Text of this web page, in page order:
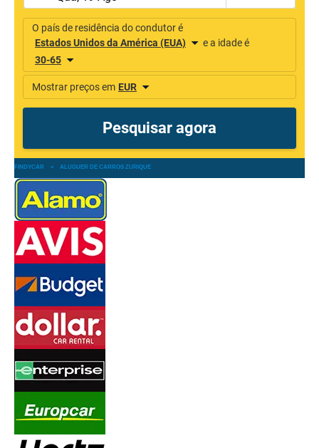
FINDYCAR » ALUGUER DE CARROS ZURIQUE